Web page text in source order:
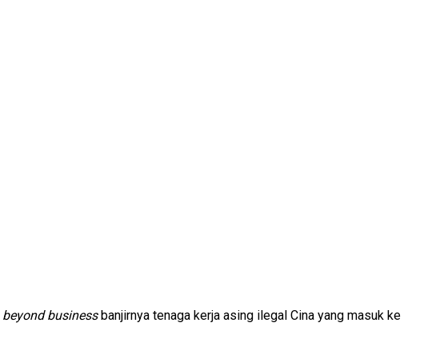
beyond businessbanjirnya tenaga kerja asing ilegal Cina yang masuk ke